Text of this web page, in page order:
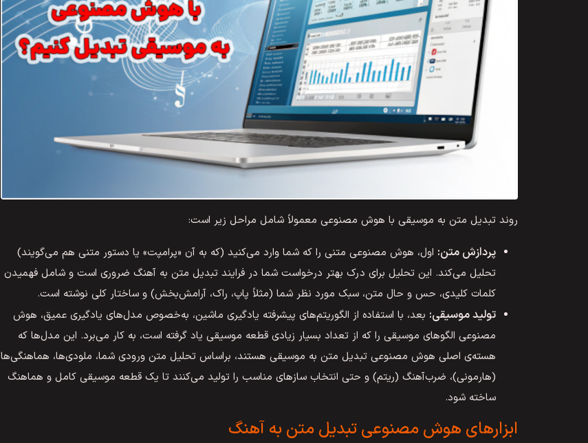
روند تبدیل متن به موسیقی با هوش مصنوعی معمولاً شامل مراحل زیر است:
پردازش متن: اول، هوش مصنوعی متنی را که شما وارد می‌کنید (که به آن «پرامپت» یا دستور متنی هم می‌گویند)
تحلیل می‌کند. این تحلیل برای درک بهتر درخواست شما در فرایند تبدیل متن به آهنگ ضروری است و شامل فهمیدن
کلمات کلیدی، حس و حال متن، سبک مورد نظر شما (مثلاً پاپ، راک، آرامش‌بخش) و ساختار کلی نوشته است.
تولید موسیقی: بعد، با استفاده از الگوریتم‌های پیشرفته یادگیری ماشین، به‌خصوص مدل‌های یادگیری عمیق، هوش
مصنوعی الگوهای موسیقی را که از تعداد بسیار زیادی قطعه موسیقی یاد گرفته است، به کار می‌برد. این مدل‌ها که
هسته‌ی اصلی هوش مصنوعی تبدیل متن به موسیقی هستند، براساس تحلیل متن ورودی شما، ملودی‌ها، هماهنگی‌ها
(هارمونی)، ضرب‌آهنگ (ریتم) و حتی انتخاب سازهای مناسب را تولید می‌کنند تا یک قطعه موسیقی کامل و هماهنگ
ساخته شود.
ابزارهای هوش مصنوعی تبدیل متن به آهنگ